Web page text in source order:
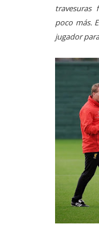
poco más.
jugador